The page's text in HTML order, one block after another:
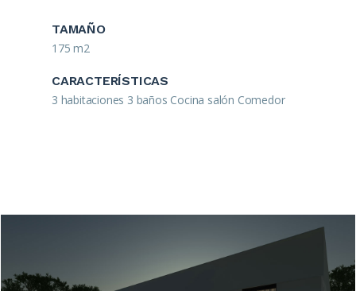
TAMAÑO
175 m2
CARACTERÍSTICAS
3 habitaciones 3 baños Cocina salón Comedor